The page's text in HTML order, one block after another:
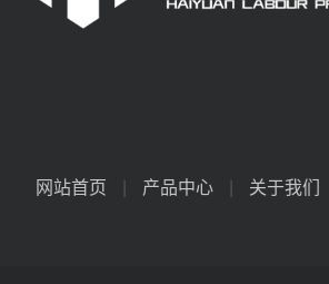
网站首页 | 产品中心 | 关于我们